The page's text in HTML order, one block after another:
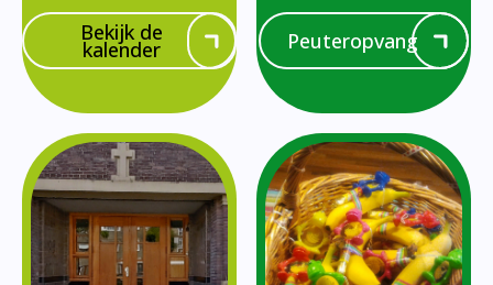
Bekijk de
kalender Peuteropvang